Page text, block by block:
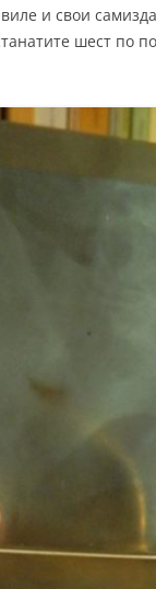
и свои
шест по